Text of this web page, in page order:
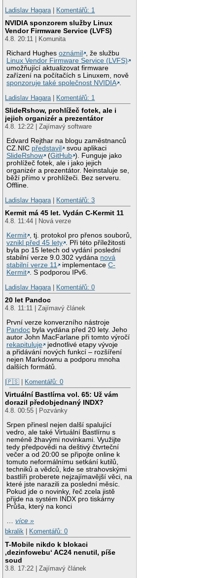
Ladislav Hagara
Komentářů: 1
NVIDIA sponzorem služby Linux
Vendor Firmware Service (LVFS)
4.8. 20:11 | Komunita
Richard Hughesoznámil
, že službu
Linux Vendor Firmware Service (LVFS)
umožňující aktualizovat firmware
zařízení na počítačích s Linuxem, nově
sponzoruje také společnost NVIDIA .
Ladislav Hagara | Komentářů: 1
SlideRshow, prohlížeč fotek, ale i
jejich organizér a prezentátor
4.8. 12:22 | Zajímavý software
Edvard Rejthar na blogu zaměstnanců
CZ.NIC představil
svou aplikaci
SlideRshow
(GitHub ). Funguje jako
prohlížeč fotek, ale i jako jejich
organizér a prezentátor. Neinstaluje se,
běží přímo v prohlížeči. Bez serveru.
Offline.
Ladislav Hagara | Komentářů: 3
Kermit má 45 let. Vydán C-Kermit 11
4.8. 11:44 | Nová verze
Kermit , tj. protokol pro přenos souborů,
vznikl před 45 lety . Při této příležitosti
byla po 15 letech od vydání poslední
stabilní verze 9.0.302 vydána nová
stabilní verze 11
implementaceC-
Kermit . S podporou IPv6.
Ladislav Hagara | Komentářů: 0
20 let Pandoc
4.8. 11:11 | Zajímavý článek
První verze konverzního nástroje
Pandoc byla vydána před 20 lety. Jeho
autor John MacFarlane při tomto výročí
rekapituluje
jednotlivé etapy vývoje
a přidávání nových funkcí – rozšíření
nejen Markdownu a podporu mnoha
dalších formátů.
|🇵🇸 | Komentářů: 0
Virtuální Bastlírna vol. 65: Už vám
dorazil předobjednaný INDX?
4.8. 00:55 | Pozvánky
Srpen přinesl nejen další spalující
vedro, ale také Virtuální Bastlírnu s
neméně žhavými novinkami. Využijte
tedy předpovědi na deštivý čtvrteční
večer a od 20:00 se připojte online k
tomuto neformálnímu setkání kutilů,
techniků a vědců, kde se strahovskými
bastlíři proberete nejzajímavější věci, na
které jste narazili za poslední měsíc.
Pokud jde o novinky, řeč zcela jistě
přijde na systém INDX pro tiskárny
Průša, který na konci
…více »
bkralik
Komentářů: 0
T-Mobile nikdo k blokaci
‚dezinfowebu‘ AC24 nenutil, píše
soud
3.8. 17:22 | Zajímavý článek